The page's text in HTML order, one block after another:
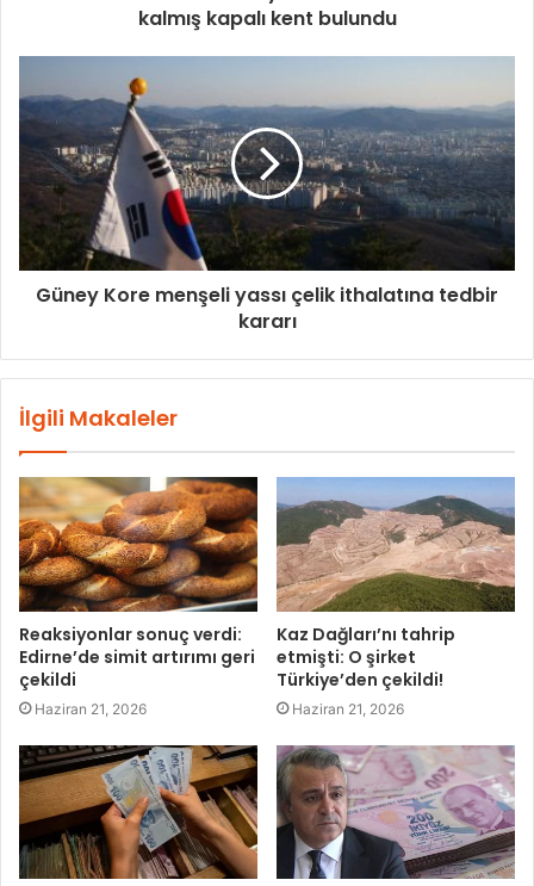
kalmış kapalı kent bulundu
Güney Kore menşeli yassı çelik ithalatına tedbir
kararı
İlgili Makaleler
Reaksiyonlar sonuç verdi:
Edirne’de simit artırımı geri
çekildi
Haziran 21, 2026
Kaz Dağları’nı tahrip
etmişti: O şirket
Türkiye’den çekildi!
Haziran 21, 2026